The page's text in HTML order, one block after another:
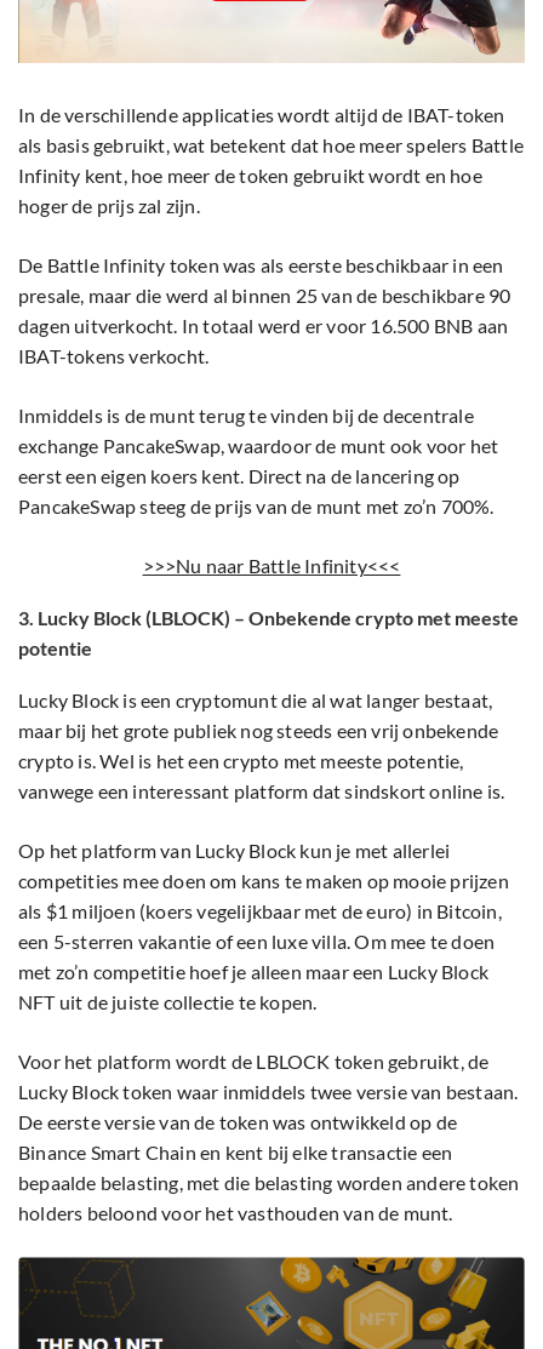
In de verschillende applicaties wordt altijd de IBAT-token
als basis gebruikt, wat betekent dat hoe meer spelers Battle
Infinity kent, hoe meer de token gebruikt wordt en hoe
hoger de prijs zal zijn.
De Battle Infinity token was als eerste beschikbaar in een
presale, maar die werd al binnen 25 van de beschikbare 90
dagen uitverkocht. In totaal werd er voor 16.500 BNB aan
IBAT-tokens verkocht.
Inmiddels is de munt terug te vinden bij de decentrale
exchange PancakeSwap, waardoor de munt ook voor het
eerst een eigen koers kent. Direct na de lancering op
PancakeSwap steeg de prijs van de munt met zo’n 700%.
>>>Nu naar Battle Infinity<<<
3. Lucky Block (LBLOCK) – Onbekende crypto met meeste
potentie
Lucky Block is een cryptomunt die al wat langer bestaat,
maar bij het grote publiek nog steeds een vrij onbekende
crypto is. Wel is het een crypto met meeste potentie,
vanwege een interessant platform dat sindskort online is.
Op het platform van Lucky Block kun je met allerlei
competities mee doen om kans te maken op mooie prijzen
als $1 miljoen (koers vegelijkbaar met de euro) in Bitcoin,
een 5-sterren vakantie of een luxe villa. Om mee te doen
met zo’n competitie hoef je alleen maar een Lucky Block
NFT uit de juiste collectie te kopen.
Voor het platform wordt de LBLOCK token gebruikt, de
Lucky Block token waar inmiddels twee versie van bestaan.
De eerste versie van de token was ontwikkeld op de
Binance Smart Chain en kent bij elke transactie een
bepaalde belasting, met die belasting worden andere token
holders beloond voor het vasthouden van de munt.